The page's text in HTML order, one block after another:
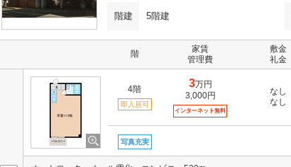
階建 5階建
階
家賃
管理費
敷金
礼金
4階
即入居可
3万円
3,000円
インターネット無料
なし
なし
写真充実